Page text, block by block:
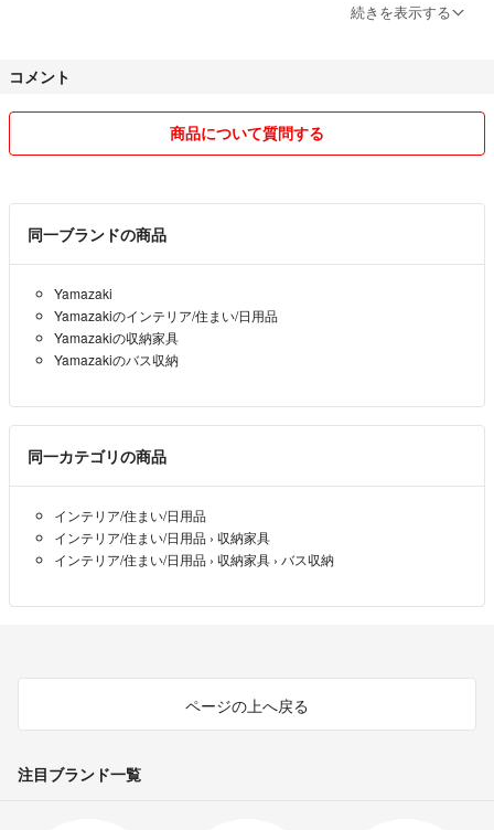
ト等お願いいたします。
不慣れですが、よいお取引ができたらと思います。
よろしくお願いいたします。
続きを表示する
コメント
商品について質問する
同一ブランドの商品
Yamazaki
Yamazakiのインテリア/住まい/日用品
Yamazakiの収納家具
Yamazakiのバス収納
同一カテゴリの商品
インテリア/住まい/日用品
インテリア/住まい/日用品 › 収納家具
インテリア/住まい/日用品 › 収納家具 › バス収納
ページの上へ戻る
注目ブランド一覧